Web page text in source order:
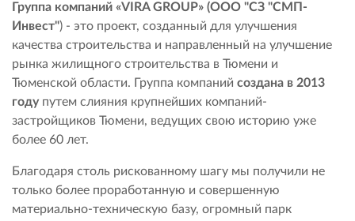
Группа компаний «VIRA GROUP» (ООО "СЗ "СМП-
Инвест") - это проект, созданный для улучшения
качества строительства и направленный на улучшение
рынка жилищного строительства в Тюмени и
Тюменской области. Группа компаний создана в 2013
году путем слияния крупнейших компаний-
застройщиков Тюмени, ведущих свою историю уже
более 60 лет.
Благодаря столь рискованному шагу мы получили не
только более проработанную и совершенную
материально-техническую базу, огромный парк